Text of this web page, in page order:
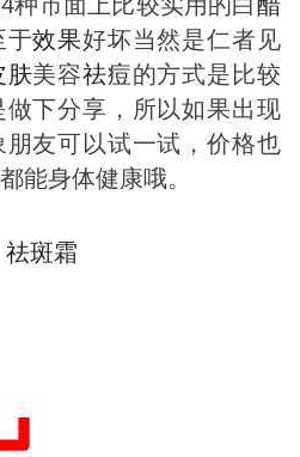
于效果好坏当然是仁者见
肤美容祛痘的方式是比较
下分享，所以如果出现
朋友可以试一试，价格也
能身体健康哦。